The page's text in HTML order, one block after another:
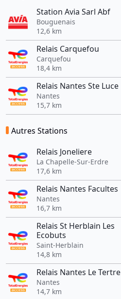
Station Avia Sarl Abf
Bouguenais
12,6 km
Relais Carquefou
Carquefou
18,4 km
Relais Nantes Ste Luce
Nantes
15,7 km
Autres Stations
Relais Joneliere
La Chapelle-Sur-Erdre
17,6 km
Relais Nantes Facultes
Nantes
16,7 km
Relais St Herblain Les
Ecobuts
Saint-Herblain
14,8 km
Relais Nantes Le Tertre
Nantes
14,7 km